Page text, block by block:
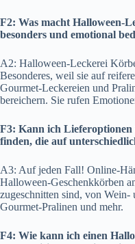
F2: Was macht Halloween-
besonders und emotional
A2: Halloween-Leckerei
Besonderes, weil sie auf
Gourmet-Leckereien und
bereichern. Sie rufen
F3: Kann ich
finden, die auf
A3: Auf jeden Fall! Online-
Halloween-Geschenkkörben
zugeschnitten sind, von
Gourmet-Pralinen und mehr.
F4: Wie kann ich einen